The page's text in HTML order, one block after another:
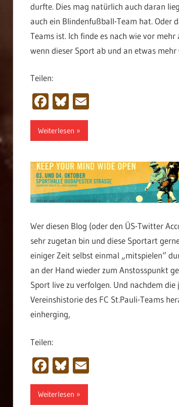
durfte. Dies mag natürlich auch daran
auch ein Blindenfußball-Team hat. Oder
Teams ist. Ich finde es nach wie vor
wenn dieser Sport ab und an etwas
Teilen:
Facebook
Bluesky
Email
Weiterlesen
Wer diesen Blog (oder den ÜS-Twitter
sehr zugetan bin und diese Sportart
einiger Zeit selbst einmal „mitspielen“
an der Hand wieder zum Anstosspunkt
Sport live zu verfolgen. Und nachdem
Vereinshistorie des FC St.Pauli-Teams
einherging,
Teilen:
Facebook
Bluesky
Email
Weiterlesen